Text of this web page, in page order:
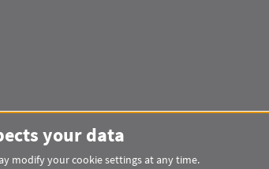
your data
modify your cookie settings at any time.